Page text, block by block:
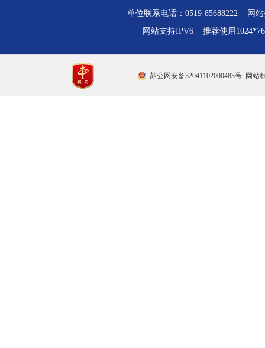
单位联系电话：0519-85688222 网站
网站支持IPV6 推荐使用
苏公网安备32041102000483号 网站